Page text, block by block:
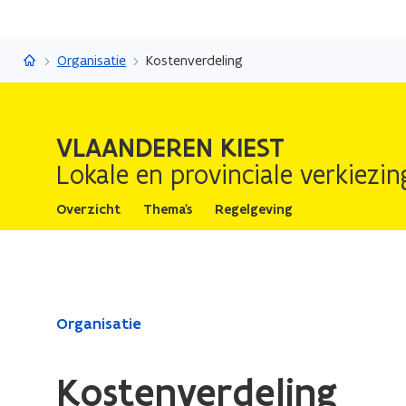
Vlaanderen kiest
Organisatie Kostenverdeling
VLAANDEREN KIEST
Lokale en provinciale
Overzicht Thema's Regelgeving
GedaanOrganisatie
Kostenverdeling